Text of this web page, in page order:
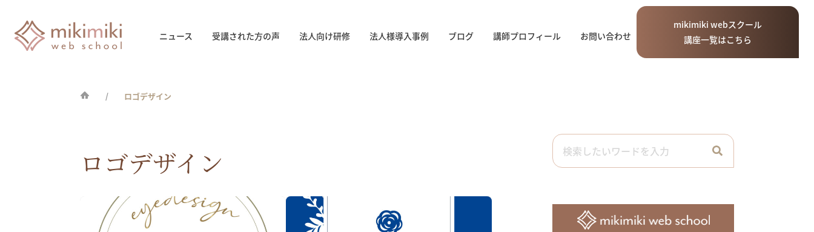
ニュース 受講された方の声 法人向け研修 法人様導入事例 ブログ 講師プロフィール お問い合わせ
mikimiki webスクール
講座一覧はこちら
ロゴデザイン
ロゴデザイン